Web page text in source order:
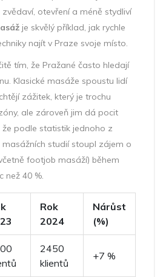
otevření a méně stydliví
je skvělý příklad, jak rychle
najít v Praze svoje místo.
tím, že Pražané často hledají
Klasické masáže spoustu lidí
zážitek, který je trochu
ale zároveň jim dá pocit
že podle statistik jednoho z
masážních studií stoupl zájem o
footjob masáží) během
než 40 %.
Rok
2024
Nárůst
(%)
2450
klientů
+7 %